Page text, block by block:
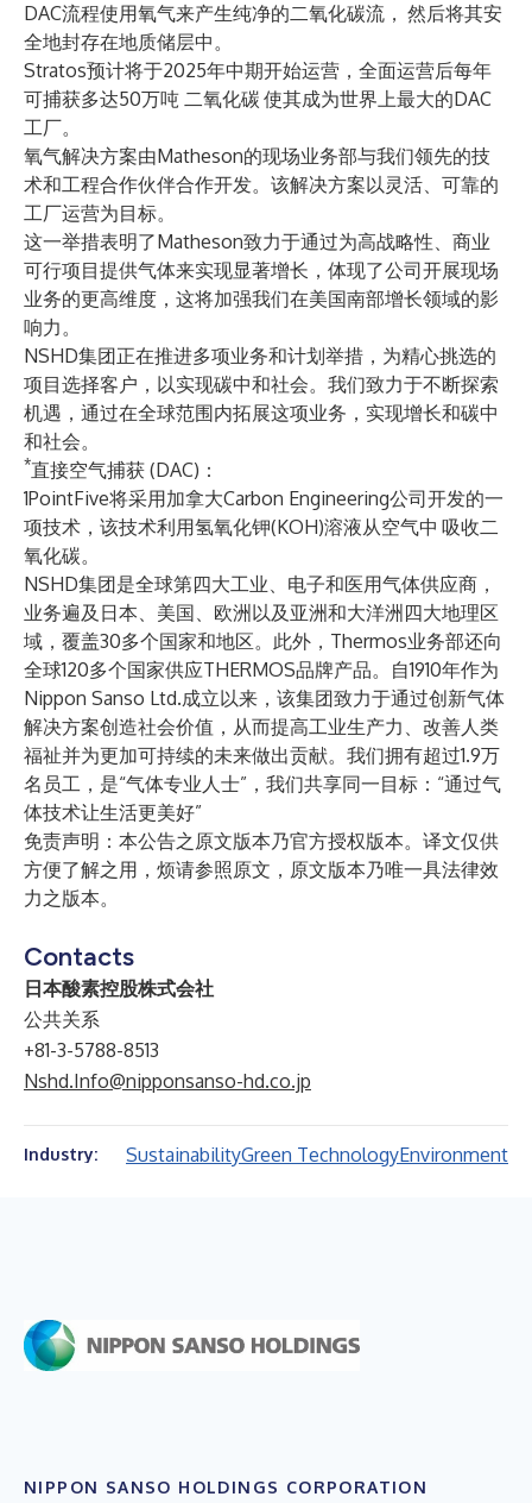
DAC流程使用氧气来产生纯净的二氧化碳流， 然后将其安
全地封存在地质储层中。
Stratos预计将于2025年中期开始运营，全面运营后每年
可捕获多达50万吨 二氧化碳 使其成为世界上最大的DAC
工厂。
氧气解决方案由Matheson的现场业务部与我们领先的技
术和工程合作伙伴合作开发。该解决方案以灵活、可靠的
工厂运营为目标。
这一举措表明了Matheson致力于通过为高战略性、商业
可行项目提供气体来实现显著增长，体现了公司开展现场
业务的更高维度，这将加强我们在美国南部增长领域的影
响力。
NSHD集团正在推进多项业务和计划举措，为精心挑选的
项目选择客户，以实现碳中和社会。我们致力于不断探索
机遇，通过在全球范围内拓展这项业务，实现增长和碳中
和社会。
*直接空气捕获 (DAC)：
1PointFive将采用加拿大Carbon Engineering公司开发的一
项技术，该技术利用氢氧化钾(KOH)溶液从空气中 吸收二
氧化碳。
NSHD集团是全球第四大工业、电子和医用气体供应商，
业务遍及日本、美国、欧洲以及亚洲和大洋洲四大地理区
域，覆盖30多个国家和地区。此外，Thermos业务部还向
全球120多个国家供应THERMOS品牌产品。自1910年作为
Nippon Sanso Ltd.成立以来，该集团致力于通过创新气体
解决方案创造社会价值，从而提高工业生产力、改善人类
福祉并为更加可持续的未来做出贡献。我们拥有超过1.9万
名员工，是“气体专业人士”，我们共享同一目标：“通过气
体技术让生活更美好”
免责声明：本公告之原文版本乃官方授权版本。译文仅供
方便了解之用，烦请参照原文，原文版本乃唯一具法律效
力之版本。
Contacts
日本酸素控股株式会社
公共关系
+81-3-5788-8513
Nshd.Info@nipponsanso-hd.co.jp
Industry: SustainabilityGreen TechnologyEnvironment
NIPPON SANSO HOLDINGS CORPORATION